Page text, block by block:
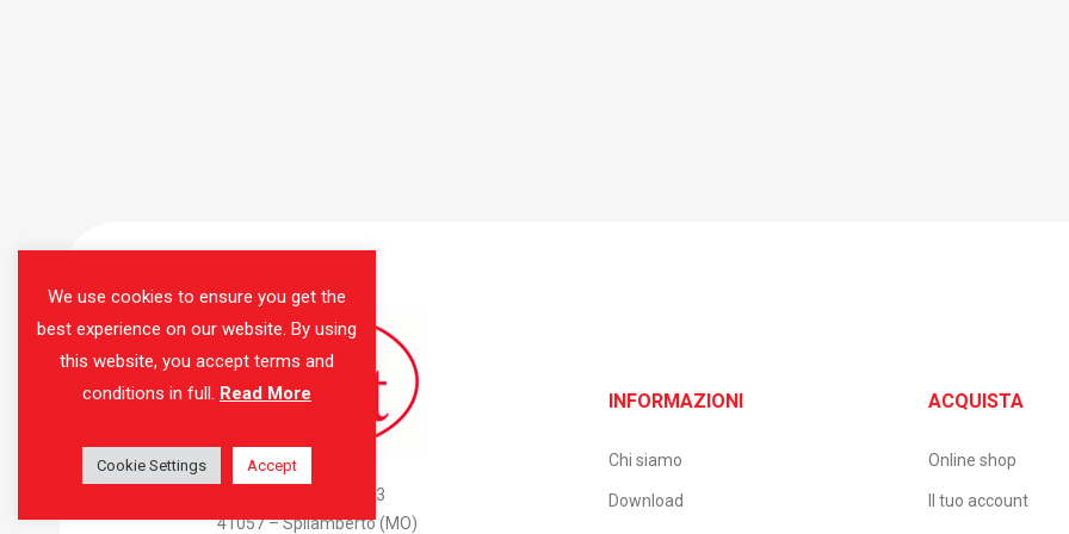
AMAS Srl
Via Don Attilio Bondi, 3
41057 – Spilamberto (MO)
INFORMAZIONI
Chi siamo
Download
ACQUISTA
Online shop
Il tuo account
We use cookies to ensure you get the
best experience on our website. By using
this website, you accept terms and
conditions in full. Read More
Cookie Settings Accept